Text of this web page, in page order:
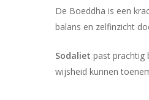
De Boeddha is een
balans en zelfinzicht
Sodaliet past prachtig
wijsheid kunnen